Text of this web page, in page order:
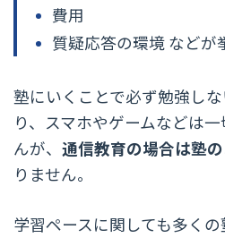
費用
質疑応答の環境 などが
塾にいくことで必ず勉強し
り、スマホやゲームなどは
んが、 通信教育の場合は塾
りません。
学習ペースに関しても多く